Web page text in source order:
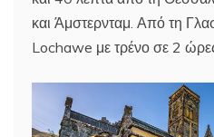
και Άμστερνταμ. Από τη
Lochawe με τρένο σε 2